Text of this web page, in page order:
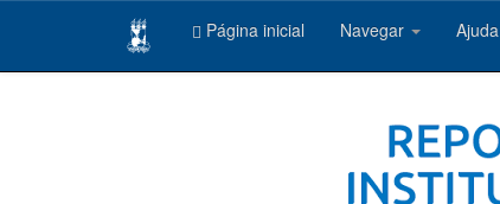
Página inicial Navegar Ajuda